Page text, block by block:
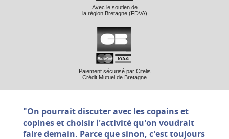
Avec le soutien de
la région Bretagne (FDVA)
Paiement sécurisé par Citelis
Crédit Mutuel de Bretagne
"On pourrait discuter avec les copains et
copines et choisir l'activité qu'on voudrait
faire demain. Parce que sinon, c'est toujours